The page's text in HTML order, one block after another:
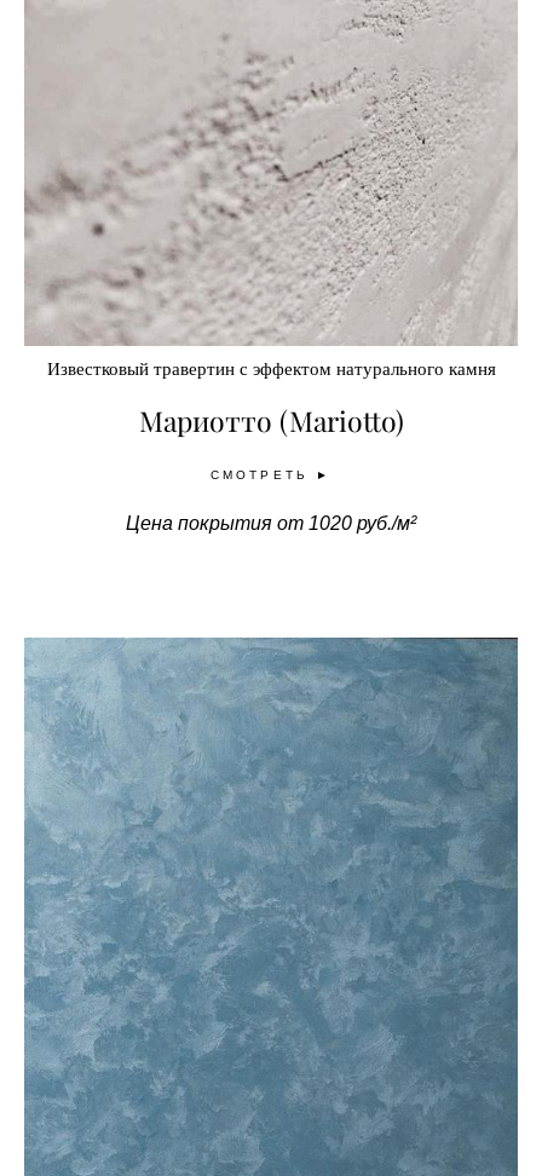
Известковый травертин с эффектом натурального камня
Мариотто (Mariotto)
СМОТРЕТЬ ►
Цена покрытия от 1020 руб./м²